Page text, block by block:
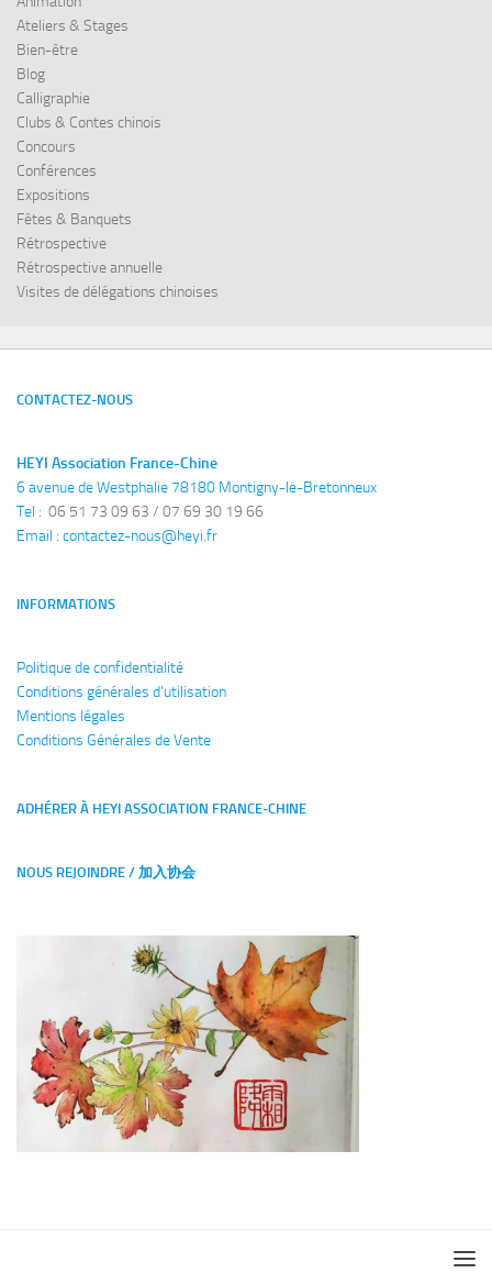
Ateliers & Stages
Bien-être
Blog
Calligraphie
Clubs & Contes chinois
Concours
Conférences
Expositions
Fêtes & Banquets
Rétrospective
Rétrospective annuelle
Visites de délégations chinoises
CONTACTEZ-NOUS
HEYI Association France-Chine
6 avenue de Westphalie 78180 Montigny-le-Bretonneux
Tel : 06 51 73 09 63 / 07 69 30 19 66
Email : contactez-nous@heyi.fr
INFORMATIONS
Politique de confidentialité
Conditions générales d'utilisation
Mentions légales
Conditions Générales de Vente
ADHÉRER À HEYI ASSOCIATION FRANCE-CHINE
NOUS REJOINDRE / 加入协会